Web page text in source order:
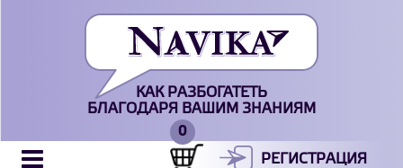
КАК РАЗБОГАТЕТЬ
БЛАГОДАРЯ ВАШИМ ЗНАНИЯМ
РЕГИСТРАЦИЯ